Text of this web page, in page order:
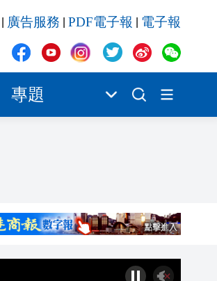
廣告服務 PDF電子報 電子報
專題